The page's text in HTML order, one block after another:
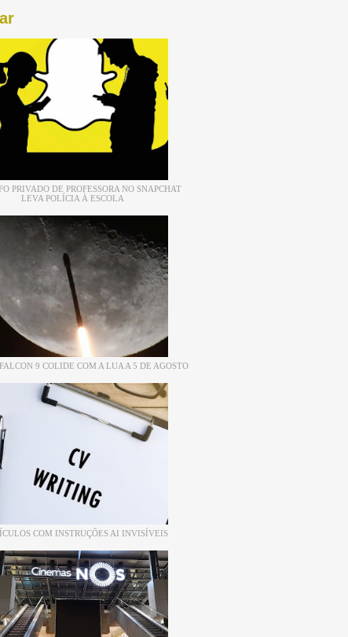
PRIVADO DE PROFESSORA NO SNAPCHAT
LEVA POLÍCIA À ESCOLA
9 COLIDE COM A LUA A 5 DE AGOSTO
COM INSTRUÇÕES AI INVISÍVEIS